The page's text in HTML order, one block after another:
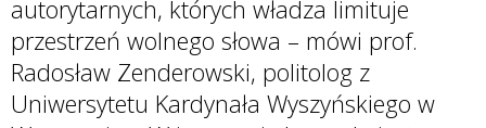
autorytarnych, których władza limituje
przestrzeń wolnego słowa – mówi prof.
Radosław Zenderowski, politolog z
Uniwersytetu Kardynała Wyszyńskiego w